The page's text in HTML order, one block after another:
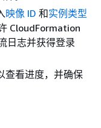
映像 ID 和实例类型
CloudFormation
日志并获得登录
查看进度，并确保